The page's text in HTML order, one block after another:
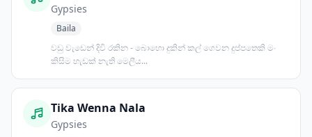
Gypsies
Baila
වඩු වැඩෙන් දිවි රකින - බොහො දුකින් කල් ගෙවන දුප්පතෙකි මං
කිසිම හැඩක් නැති මෙලීය...
Tika Wenna Nala
Gypsies